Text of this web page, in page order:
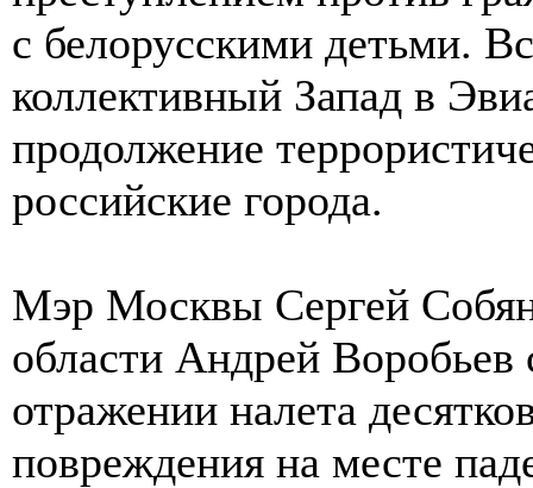
с белорусскими детьми.
коллективный Запад в
продолжение
российские города.
Мэр Москвы Сергей
области Андрей
отражении налета
повреждения на месте